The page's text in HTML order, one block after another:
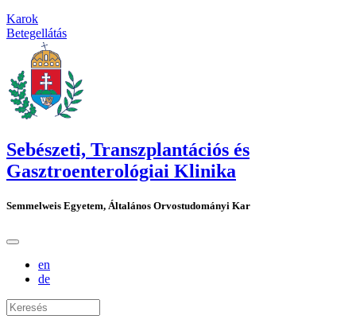
Karok
Betegellátás
Sebészeti, Transzplantációs és
Gasztroenterológiai Klinika
Semmelweis Egyetem, Általános Orvostudományi Kar
en
de